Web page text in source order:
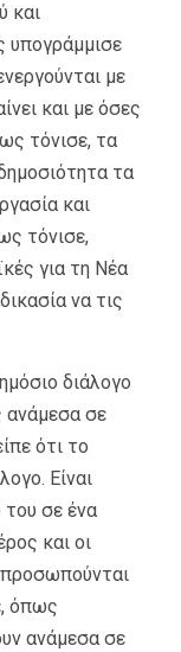
και
υπογράμμισε
με
και με όσες
τόνισε, τα
τα
και
τόνισε,
για τη Νέα
να τις
διάλογο
ανάμεσα σε
ότι το
Είναι
του σε ένα
και οι
όπως
ανάμεσα σε